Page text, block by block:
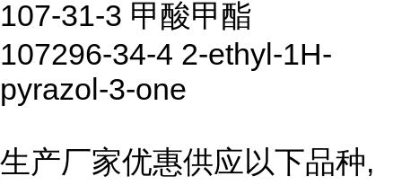
107-31-3 甲酸甲酯
107296-34-4 2-ethyl-1H-
pyrazol-3-one
生产厂家优惠供应以下品种,